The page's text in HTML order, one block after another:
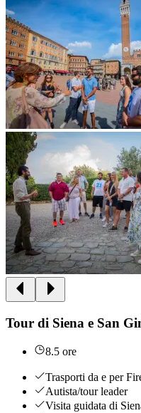
Tour di Siena e San
8.5 ore
Trasporti da e per
Autista/tour leader
Visita guidata di